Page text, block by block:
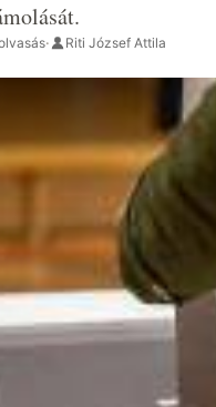
· Riti József Attila